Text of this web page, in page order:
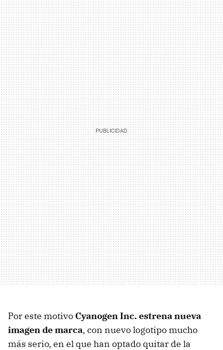
Por este motivo Cyanogen Inc. estrena nueva
imagen de marca, con nuevo logotipo mucho
más serio, en el que han optado quitar de la